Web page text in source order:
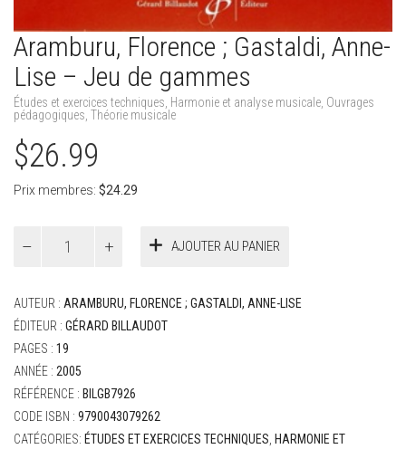
Aramburu, Florence ; Gastaldi, Anne-
Lise – Jeu de gammes
Études et exercices techniques, Harmonie et analyse musicale, Ouvrages
pédagogiques, Théorie musicale
$26.99
Prix membres: $24.29
;
Gastaldi,
Anne-
-
Jeu
de
gammes
AJOUTER AU PANIER
AUTEUR : ARAMBURU, FLORENCE ; GASTALDI, ANNE-LISE
ÉDITEUR : GÉRARD BILLAUDOT
PAGES : 19
ANNÉE : 2005
RÉFÉRENCE : BILGB7926
CODE ISBN : 9790043079262
CATÉGORIES: ÉTUDES ET EXERCICES TECHNIQUES, HARMONIE ET